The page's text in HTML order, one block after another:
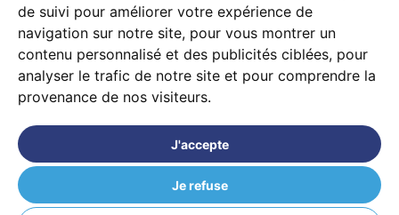
de suivi pour améliorer votre expérience de
navigation sur notre site, pour vous montrer un
contenu personnalisé et des publicités ciblées, pour
analyser le trafic de notre site et pour comprendre la
provenance de nos visiteurs.
J'accepte
Je refuse
Conditions générales d’utilisation
© 2026 PARCOURS Privé tous droits réservés